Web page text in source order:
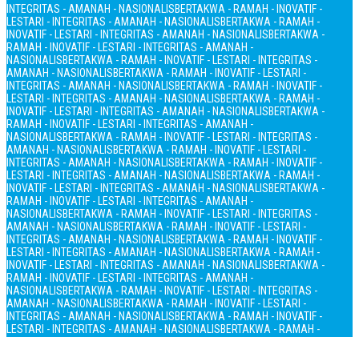
INTEGRITAS - AMANAH - NASIONALISBERTAKWA - RAMAH - INOVATIF -
LESTARI - INTEGRITAS - AMANAH - NASIONALISBERTAKWA - RAMAH -
INOVATIF - LESTARI - INTEGRITAS - AMANAH - NASIONALISBERTAKWA -
RAMAH - INOVATIF - LESTARI - INTEGRITAS - AMANAH -
NASIONALISBERTAKWA - RAMAH - INOVATIF - LESTARI - INTEGRITAS -
AMANAH - NASIONALISBERTAKWA - RAMAH - INOVATIF - LESTARI -
INTEGRITAS - AMANAH - NASIONALISBERTAKWA - RAMAH - INOVATIF -
LESTARI - INTEGRITAS - AMANAH - NASIONALISBERTAKWA - RAMAH -
INOVATIF - LESTARI - INTEGRITAS - AMANAH - NASIONALISBERTAKWA -
RAMAH - INOVATIF - LESTARI - INTEGRITAS - AMANAH -
NASIONALISBERTAKWA - RAMAH - INOVATIF - LESTARI - INTEGRITAS -
AMANAH - NASIONALISBERTAKWA - RAMAH - INOVATIF - LESTARI -
INTEGRITAS - AMANAH - NASIONALISBERTAKWA - RAMAH - INOVATIF -
LESTARI - INTEGRITAS - AMANAH - NASIONALISBERTAKWA - RAMAH -
INOVATIF - LESTARI - INTEGRITAS - AMANAH - NASIONALISBERTAKWA -
RAMAH - INOVATIF - LESTARI - INTEGRITAS - AMANAH -
NASIONALISBERTAKWA - RAMAH - INOVATIF - LESTARI - INTEGRITAS -
AMANAH - NASIONALISBERTAKWA - RAMAH - INOVATIF - LESTARI -
INTEGRITAS - AMANAH - NASIONALISBERTAKWA - RAMAH - INOVATIF -
LESTARI - INTEGRITAS - AMANAH - NASIONALISBERTAKWA - RAMAH -
INOVATIF - LESTARI - INTEGRITAS - AMANAH - NASIONALISBERTAKWA -
RAMAH - INOVATIF - LESTARI - INTEGRITAS - AMANAH -
NASIONALISBERTAKWA - RAMAH - INOVATIF - LESTARI - INTEGRITAS -
AMANAH - NASIONALISBERTAKWA - RAMAH - INOVATIF - LESTARI -
INTEGRITAS - AMANAH - NASIONALISBERTAKWA - RAMAH - INOVATIF -
LESTARI - INTEGRITAS - AMANAH - NASIONALISBERTAKWA - RAMAH -